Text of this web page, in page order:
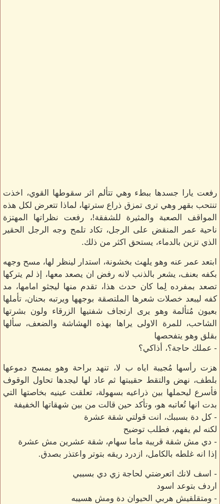
رفعت يارا جسدها ببطء وهي تتألم اثر سقوطها القوي، اخذت
تنتحب بقهر وهي ترى تمزق ذراع سترتها، لماذا تتعرض لكل هذه
المواقف الصعبة والمثيرة للشفقة!، رفعت نظراتها المهتزة
ناحية عمر المنقض على الرجل، تكاد تلمح وجه الرجل الحقير
الذي تزين بالدماء، يستحق اكثر من ذلك.
ابتعد عمر عنه وهو يلهث بخشونة، استدار لينظر لها، مسح وجهه
بكفه بعنف، يشعر بالذنب لانه رفض ان يصعد معها، إذ لم يتركها
تصعد بمفرده لِما كان حدث هذا، تقدم منها ليجثو امامها، مد
كفه ليبعد خصلات شعرها الملتصقة بوجهها ويرتبه بحنان، تأملها
بعيون مُتألمة وهو يرى ارتجاف شفتيها الزرقاء ولون بشرتها
الشاحب، للمرة الاولى يراها بهذه الهشاشة والضعف، سألها
بقلق وهو يتفحصها
- عملك حاجة؟، أذاكي؟
هزت رأسها مُجيبة اياه ب لا، تنهد براحة وهو يمسح دموعها
بلطف، نهض والتقط حقيبتها ثم عاد لها ليجدها تحاول الوقوف
فأسرع ليحملها بين ذراعيه بسهولة، تعلقت عينيه بخاصتها التي
بدت انها تُعاتبه هو، وتأكد حين قالت من بين شهقاتها الخفيفة
- كل دة بسببك، انت قولتي شقة عشرة
لكنه لم يفهم، فطلب توضيح
- دي مش شقة قريبة ماما سهام، شقة عشرين مش عشرة
إذا انه غلطه بالكامل، ازدرد ريقه بتوتر واعتذر بصدق.
- اسف لانك اتعرضتي لحاجة زي دي بسببي
اردف بتوعد اسود
- ومتقلقيش هربي الحيوان دة ومش هسيبه